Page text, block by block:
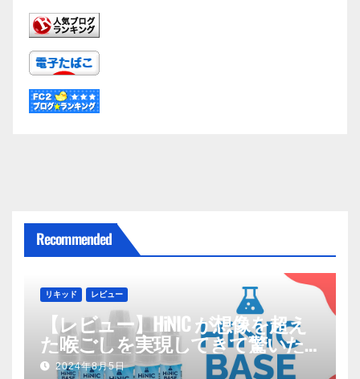
Recommended
リキッド レビュー
【レビュー】HiNIC が想像を超え
た喉ごしを実現してきて驚いた
話2024年8月5日